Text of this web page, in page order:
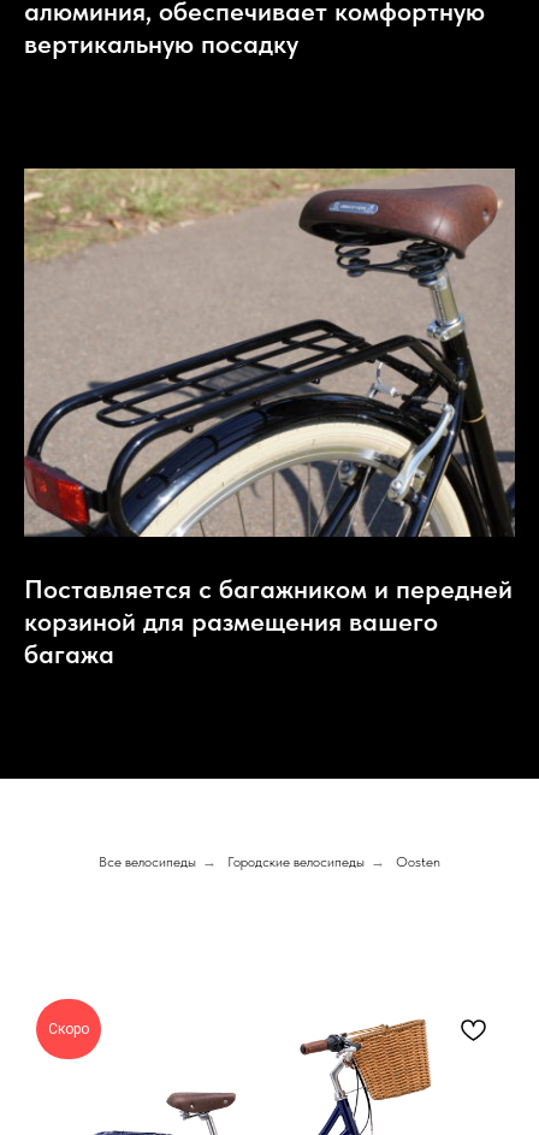
алюминия, обеспечивает комфортную
вертикальную посадку
Поставляется с багажником и передней
корзиной для размещения вашего
багажа
Все велосипеды → Городские велосипеды → Oosten
Скоро